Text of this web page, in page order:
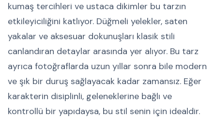
kumaş tercihleri ve ustaca dikimler bu tarzın
etkileyiciliğini katlıyor. Düğmeli yelekler, saten
yakalar ve aksesuar dokunuşları klasik stili
canlandıran detaylar arasında yer alıyor. Bu tarz
ayrıca fotoğraflarda uzun yıllar sonra bile modern
ve şık bir duruş sağlayacak kadar zamansız. Eğer
karakterin disiplinli, geleneklerine bağlı ve
kontrollü bir yapıdaysa, bu stil senin için idealdir.